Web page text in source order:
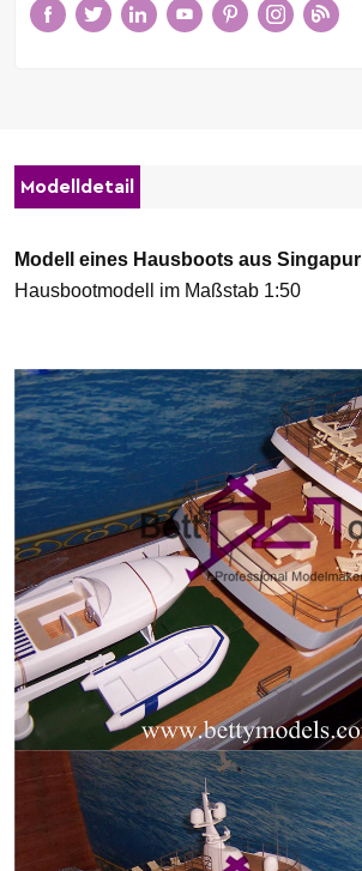
Modelldetail
Modell eines Hausboots aus Singapur
Hausbootmodell im Maßstab 1:50